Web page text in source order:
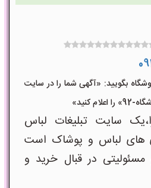
بگویید: «آگهی شما را در سایت
کنید»
سایت تبلیغات لباس
های لباس و پوشاک است
در قبال خرید و